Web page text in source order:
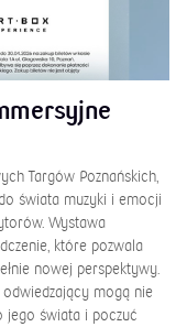
Targów Poznańskich,
świata muzyki i emocji
Wystawa
które pozwala
nowej perspektywy.
odwiedzający mogą nie
jego świata i poczuć